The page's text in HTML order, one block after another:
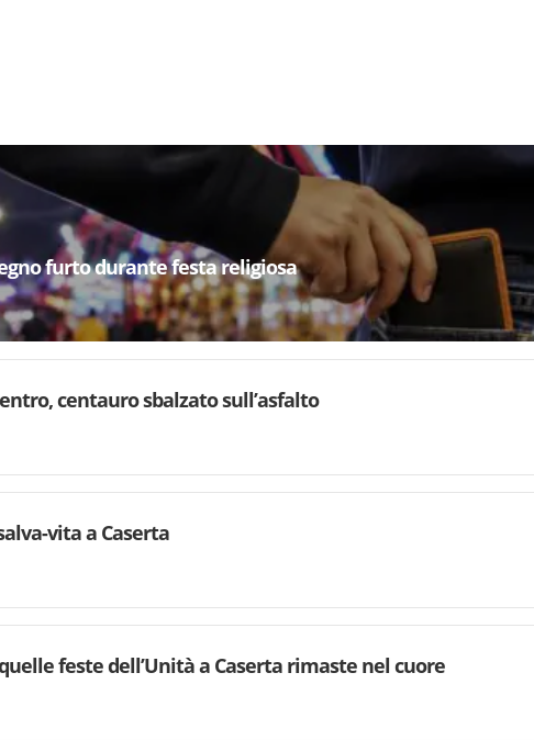
furto durante festa religiosa
centauro sbalzato sull’asfalto
vita a Caserta
feste dell’Unità a Caserta rimaste nel cuore